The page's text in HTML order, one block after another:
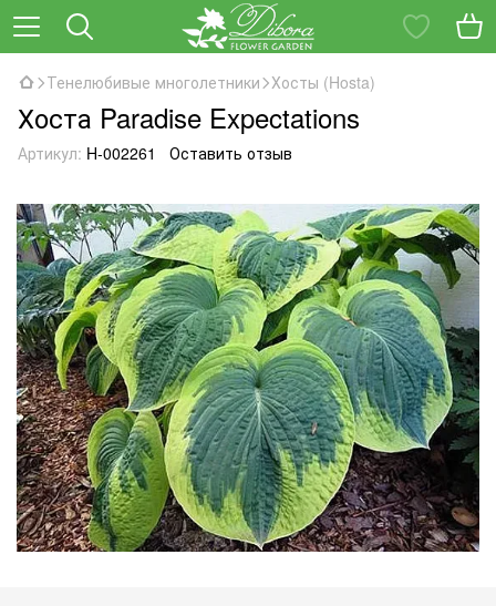
Тенелюбивые многолетники Хосты (Hosta)
Хоста Paradise Expectations
Артикул: H-002261 Оставить отзыв